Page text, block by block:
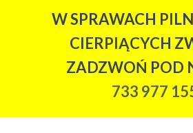
W SPRAWACH
CIERPIĄCYCH
ZADZWOŃ POD
733 977